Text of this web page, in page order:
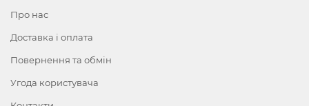
Про нас
Доставка і оплата
Повернення та обмін
Угода користувача